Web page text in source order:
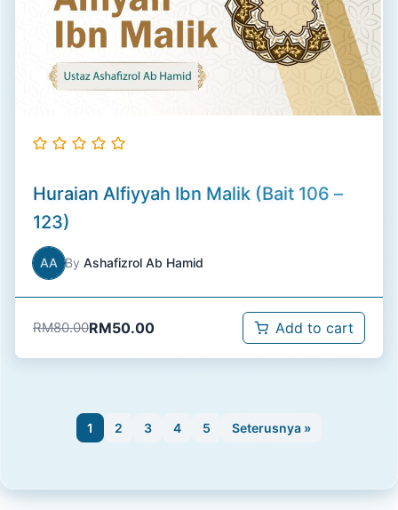
Huraian Alfiyyah Ibn Malik (Bait 106 –
123)
AA By Ashafizrol Ab Hamid
RM80.00RM50.00 Add to cart
1 2 3 4 5 Seterusnya »